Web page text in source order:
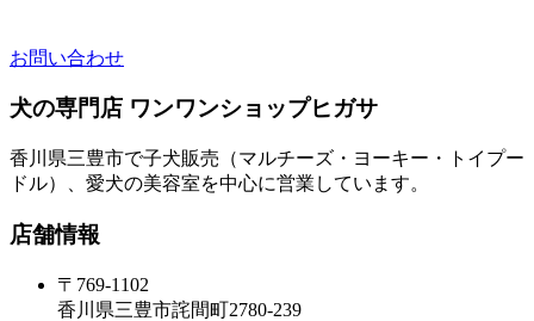
お問い合わせ
犬の専門店 ワンワンショップヒガサ
香川県三豊市で子犬販売（マルチーズ・ヨーキー・トイプー
ドル）、愛犬の美容室を中心に営業しています。
店舗情報
〒769-1102
香川県三豊市詫間町2780-239